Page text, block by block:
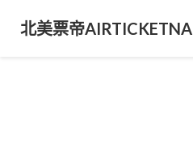
北美票帝AIRTICKETNA